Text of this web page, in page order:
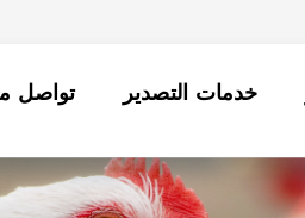
خدمات التصدير تواصل